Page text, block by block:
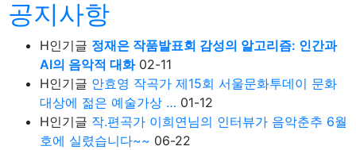
공지사항
H인기글 정재은 작품발표회 감성의 알고리즘: 인간과
AI의 음악적 대화 02-11
H인기글 안효영 작곡가 제15회 서울문화투데이 문화
대상에 젊은 예술가상 … 01-12
H인기글 작.편곡가 이희연님의 인터뷰가 음악춘추 6월
호에 실렸습니다~~ 06-22